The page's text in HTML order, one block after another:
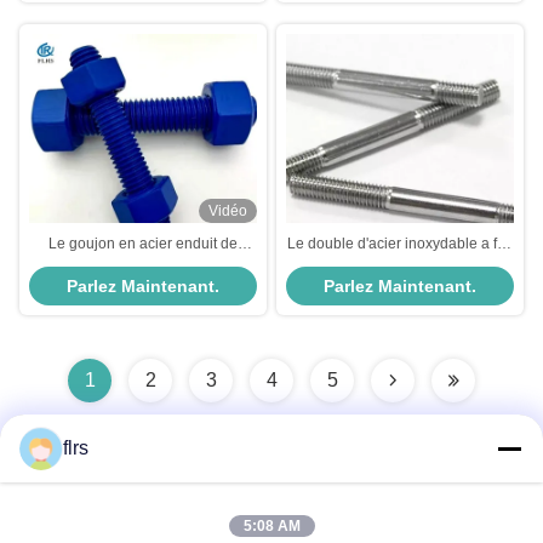
Vidéo
Le goujon en acier enduit de
polytétrafluoroéthylène boulonne
le boulon fileté fini par double de
PTFE avec des écrous
Parlez Maintenant.
Le double d'acier inoxydable a fini
la propriété élevée filetée de
goujons pour l'industrie
automobile
Parlez Maintenant.
1 2 3 4 5
Contactez rapidement
flrs
5:08 AM